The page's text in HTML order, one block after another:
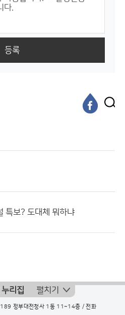
등록
특보? 도대체 뭐하냐
리집 펼치기
정부대전청사 1동 11~14층 / 전화